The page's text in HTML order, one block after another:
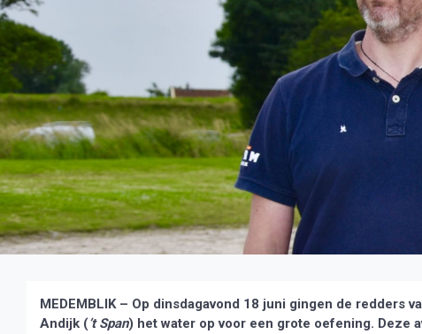
MEDEMBLIK – Op dinsdagavond 18 juni gingen de redders
Andijk (’t Span) het water op voor een grote oefening. Deze